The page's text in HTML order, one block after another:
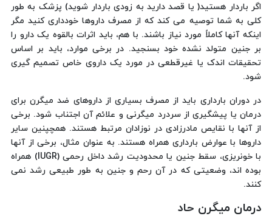
اگر باردار هستید( یا قصد دارید به زودی باردار شوید) پزشک به طور
کلی به شما توصیه می کند که از مصرف داروها خودداری کنید مگر
اینکه آنها کاملاً مورد نیاز باشند. با هم، باید اثرات بالقوه یک دارو را
بر جنین متولد نشده خود بسنجید. در برخی موارد، باید بر اساس
تحقیقات اندک یا غیرقطعی در مورد یک داروی خاص تصمیم گیری
شود.
در دوران بارداری باید از مصرف بسیاری از داروهای ضد میگرن برای
درمان یا پیشگیری از سردرد میگرنی و علائم آن اجتناب شود. برخی
از آنها با نقایص مادرزادی در نوزادان مرتبط هستند. همچپنین سایر
داروها با عوارض بارداری همراه هستند. به عنوان مثال، برخی از آنها
با خونریزی، سقط جنین یا محدودیت رشد داخل رحمی (IUGR) همراه
بوده اند، وضعیتی که در آن رحم و جنین به طور طبیعی رشد نمی
کنند.
درمان میگرن حاد